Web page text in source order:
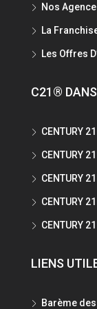
Nos
La
Les Offres
C21®
CENTURY
CENTURY
CENTURY
CENTURY
CENTURY
LIENS
Barème des